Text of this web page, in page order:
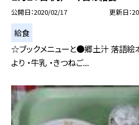
公開日 2020/02/17 更新日
給食
☆ブックメニューと●郷土汁 落語絵本
より ・牛乳 ・きつねご...